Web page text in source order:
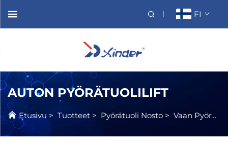
FI
AUTON PYÖRÄTUOLILIFT
Etusivu > Tuotteet > Pyörätuoli Nosto > Vaan Pyörätuoli Nosto